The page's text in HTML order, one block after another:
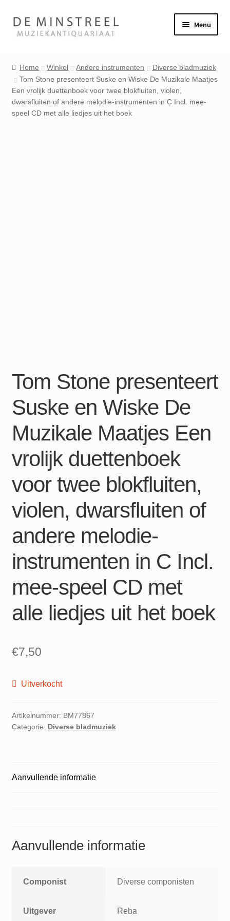
Ga
door
Ga
naar
Menu
Contact
Home Winkel Andere instrumenten
Diverse bladmuziek
Tom Stone presenteert Suske en Wiske De Muzikale Maatjes
Een vrolijk duettenboek voor twee blokfluiten, violen,
dwarsfluiten of andere melodie-instrumenten in C Incl. mee-
speel CD met alle liedjes uit het boek
Tom Stone presenteert
Suske en Wiske De
Muzikale Maatjes Een
vrolijk duettenboek
voor twee blokfluiten,
violen, dwarsfluiten of
andere melodie-
instrumenten in C Incl.
mee-speel CD met
alle liedjes uit het boek
€7,50
Uitverkocht
Artikelnummer: BM77867
Categorie: Diverse bladmuziek
Aanvullende informatie
Aanvullende informatie
Componist Diverse componisten
Uitgever Reba